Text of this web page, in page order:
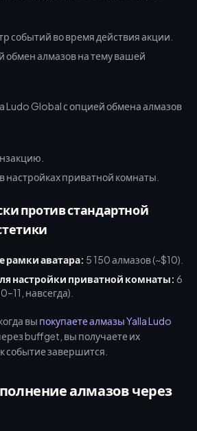
событий во время действия акции.
обмен алмазов на тему вашей
настройках приватной комнаты.
против стандартной
аватара: 5 150 алмазов (~$10).
настройки приватной комнаты: 6
навсегда).
вы покупаете алмазы Yalla Ludo
buffget, вы получаете их
событие завершится.
алмазов через